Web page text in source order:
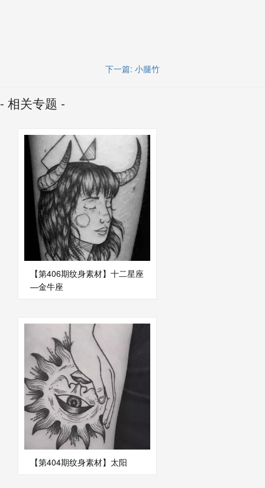
下一篇: 小腿竹
- 相关专题 -
【第406期纹身素材】十二星座
—金牛座
【第404期纹身素材】太阳